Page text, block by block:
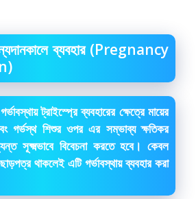
ব্যবহার (Pregnancy
গর্ভাবস্থায় ট্রাইস্প্রে ব্যবহারের ক্ষেত্রে মায়ের
গর্ভস্থ শিশুর ওপর এর সম্ভাব্য ক্ষতিকর
সূক্ষ্মভাবে বিবেচনা করতে হবে। কেবল
ছাড়পত্র থাকলেই এটি গর্ভাবস্থায় ব্যবহার করা